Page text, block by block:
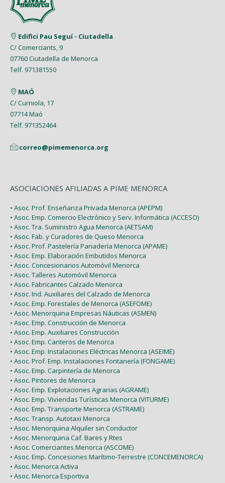
Edifici Pau Seguí - Ciutadella
C/ Comerciants, 9
07760 Ciutadella de Menorca
Telf. 971381550
MAÓ
C/ Curniola, 17
07714 Maó
Telf. 971352464
correo@pimemenorca.org
ASOCIACIONES AFILIADAS A PIME MENORCA
• Asoc. Prof. Enseñanza Privada Menorca (APEPM)
• Asoc. Emp. Comercio Electrónico y Serv. Informática (ACCESO)
• Asoc. Tra. Suministro Agua Menorca (AETSAM)
• Asoc. Fab. y Curadores de Queso Menorca
• Asoc. Prof. Pastelería Panadería Menorca (APAME)
• Asoc. Emp. Elaboración Embutidos Menorca
• Asoc. Concesionarios Automóvil Menorca
• Asoc. Talleres Automóvil Menorca
• Asoc. Fabricantes Calzado Menorca
• Asoc. Ind. Auxiliares del Calzado de Menorca
• Asoc. Emp. Forestales de Menorca (ASEFOME)
• Asoc. Menorquina Empresas Náuticas (ASMEN)
• Asoc. Emp. Construcción de Menorca
• Asoc. Emp. Auxiliares Construcción
• Asoc. Emp. Canteros de Menorca
• Asoc. Emp. Instalaciones Eléctricas Menorca (ASEIME)
• Asoc. Prof. Emp. Instalaciones Fontanería (FONGAME)
• Asoc. Emp. Carpintería de Menorca
• Asoc. Pintores de Menorca
• Asoc. Emp. Explotaciones Agrarias (AGRAME)
• Asoc. Emp. Viviendas Turísticas Menorca (VITURME)
• Asoc. Emp. Transporte Menorca (ASTRAME)
• Asoc. Transp. Autotaxi Menorca
• Asoc. Menorquina Alquiler sin Conductor
• Asoc. Menorquina Caf. Bares y Rtes
• Asoc. Comerciantes Menorca (ASCOME)
• Asoc. Emp. Concesiones Marítimo-Terrestre (CONCEMENORCA)
• Asoc. Menorca Activa
• Asoc. Menorca Esportiva